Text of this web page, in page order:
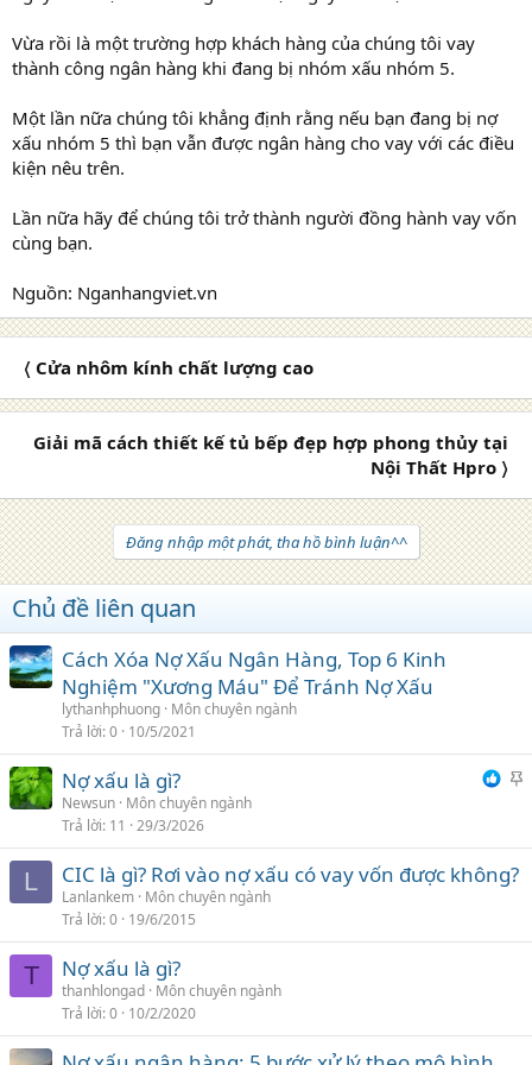
Vừa rồi là một trường hợp khách hàng của chúng tôi vay
thành công ngân hàng khi đang bị nhóm xấu nhóm 5.
Một lần nữa chúng tôi khẳng định rằng nếu bạn đang bị nợ
xấu nhóm 5 thì bạn vẫn được ngân hàng cho vay với các điều
kiện nêu trên.
Lần nữa hãy để chúng tôi trở thành người đồng hành vay vốn
cùng bạn.
Nguồn: Nganhangviet.vn
〈 Cửa nhôm kính chất lượng cao
Giải mã cách thiết kế tủ bếp đẹp hợp phong thủy tại
Nội Thất Hpro 〉
Đăng nhập một phát, tha hồ bình luận^^
Chủ đề liên quan
Cách Xóa Nợ Xấu Ngân Hàng, Top 6 Kinh
Nghiệm "Xương Máu" Để Tránh Nợ Xấu
lythanhphuong Môn chuyên ngành
Trả lời 0 10/5/2021
Nợ xấu là gì?
Newsun Môn chuyên ngành
Trả lời 11 29/3/2026
L CIC là gì? Rơi vào nợ xấu có vay vốn được không?
Lanlankem Môn chuyên ngành
Trả lời 0 19/6/2015
T Nợ xấu là gì?
thanhlongad Môn chuyên ngành
Trả lời 0 10/2/2020